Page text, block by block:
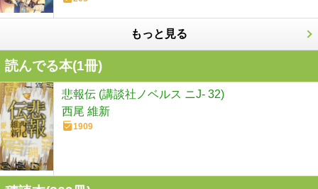
もっと見る
読んでる本(1冊)
悲報伝 (講談社ノベルス ニJ- 32)
西尾 維新
1909